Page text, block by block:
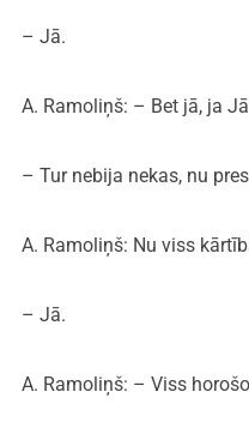
– Jā.
A. Ramoliņš: – Bet jā, ja
– Tur nebija nekas, nu
A. Ramoliņš: Nu viss
– Jā.
A. Ramoliņš: – Viss